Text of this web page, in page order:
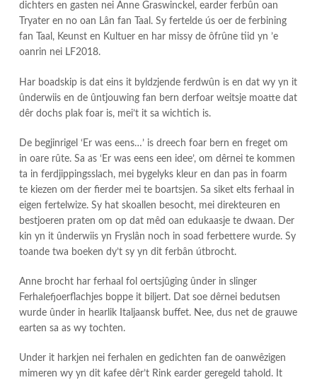
dichters en gasten nei Anne Graswinckel, earder ferbûn oan
Tryater en no oan Lân fan Taal. Sy fertelde ús oer de ferbining
fan Taal, Keunst en Kultuer en har missy de ôfrûne tiid yn ’e
oanrin nei LF2018.
Har boadskip is dat eins it byldzjende ferdwûn is en dat wy yn it
ûnderwiis en de ûntjouwing fan bern derfoar weitsje moatte dat
dêr dochs plak foar is, mei’t it sa wichtich is.
De begjinrigel ‘Er was eens…’ is dreech foar bern en freget om
in oare rûte. Sa as ‘Er was eens een idee’, om dêrnei te kommen
ta in ferdjippingsslach, mei bygelyks kleur en dan pas in foarm
te kiezen om der fierder mei te boartsjen. Sa siket elts ferhaal in
eigen fertelwize. Sy hat skoallen besocht, mei direkteuren en
bestjoeren praten om op dat mêd oan edukaasje te dwaan. Der
kin yn it ûnderwiis yn Fryslân noch in soad ferbettere wurde. Sy
toande twa boeken dy’t sy yn dit ferbân útbrocht.
Anne brocht har ferhaal fol oertsjûging ûnder in slinger
Ferhalefjoerflachjes boppe it biljert. Dat soe dêrnei bedutsen
wurde ûnder in hearlik Italjaansk buffet. Nee, dus net de grauwe
earten sa as wy tochten.
Under it harkjen nei ferhalen en gedichten fan de oanwêzigen
mimeren wy yn dit kafee dêr’t Rink earder geregeld tahold. It